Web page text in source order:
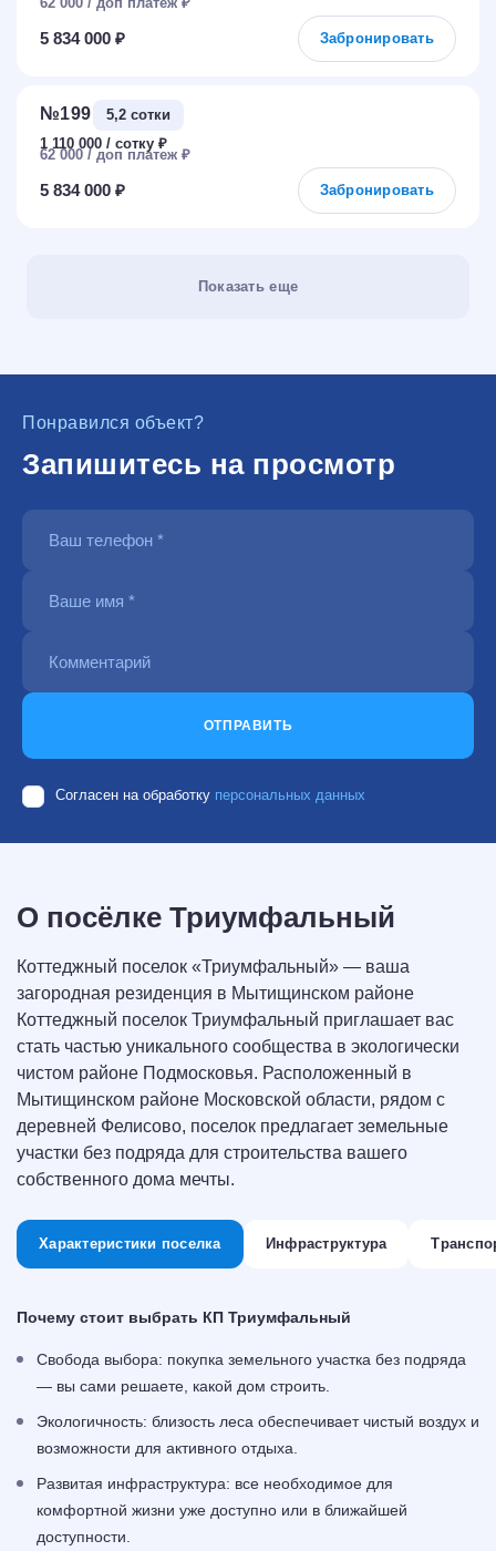
5 834 000 ₽ Забронировать
№199
5,2 сотки
1 110 000
₽
62 000 ₽
5 834 000 ₽ Забронировать
Показать еще
Понравился объект?
Запишитесь на просмотр
ОТПРАВИТЬ
Согласен на обработку персональных данных
О посёлке Триумфальный
Коттеджный поселок «Триумфальный» — ваша
загородная резиденция в Мытищинском районе
Коттеджный поселок Триумфальный приглашает вас
стать частью уникального сообщества в экологически
чистом районе Подмосковья. Расположенный в
Мытищинском районе Московской области, рядом с
деревней Фелисово, поселок предлагает земельные
участки без подряда для строительства вашего
собственного дома мечты.
Характеристики поселка Инфраструктура
Почему стоит выбрать КП Триумфальный
Свобода выбора: покупка земельного участка без подряда
— вы сами решаете, какой дом строить.
Экологичность: близость леса обеспечивает чистый воздух и
возможности для активного отдыха.
Развитая инфраструктура: все необходимое для
комфортной жизни уже доступно или в ближайшей
доступности.